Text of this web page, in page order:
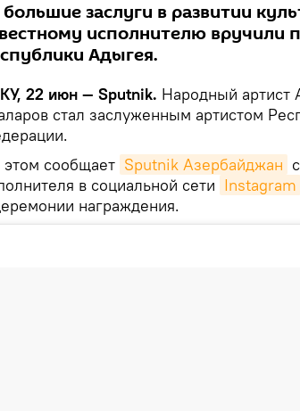
большие заслуги в развитии
исполнителю вручили
Адыгея.
22 июн — Sputnik. Народный артист
стал заслуженным артистом
сообщает Sputnik Азербайджан
в социальной сети Instagram
награждения.